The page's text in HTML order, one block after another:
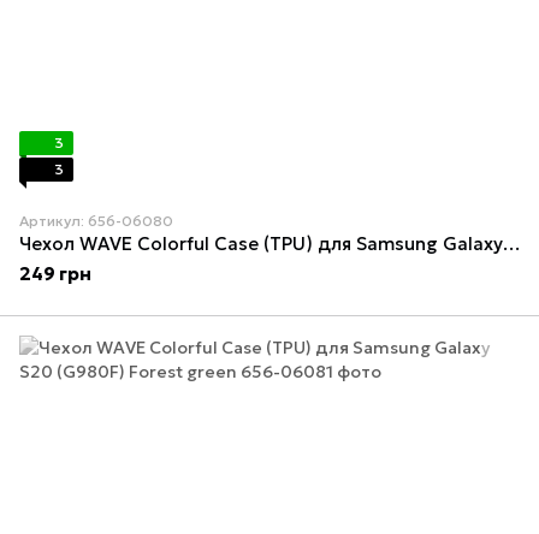
3
3
Артикул: 656-06080
Чехол WAVE Colorful Case (TPU) для Samsung Galaxy S20 (G980F) Mint gum
249 грн